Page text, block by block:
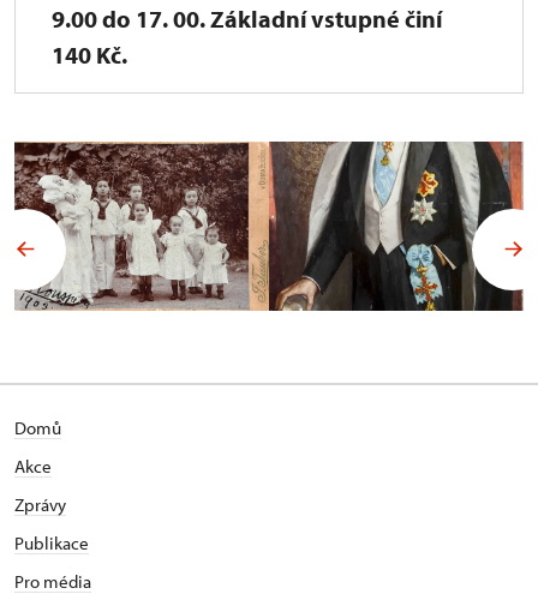
9.00 do 17. 00. Základní vstupné činí
140 Kč.
Domů
Akce
Zprávy
Publikace
Pro média